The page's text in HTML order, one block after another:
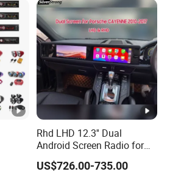
und schließen Freunde
kommen.
lich, eine neue Einheit zu
von zwei Jahren zu reparieren,
der Einheiten gibt. Schließen
aus, während dessen, wenn
behoben werden können, dann
Service zur Verfügung.
Rhd LHD 12.3'' Dual
Android Screen Radio for
Porsche Cayenne Macan
Panamera
US$726.00-735.00